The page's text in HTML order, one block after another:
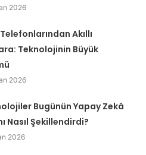
2026
Akıllı
Teknolojinin Büyük
2026
Bugünün Yapay Zekâ
Nasıl Şekillendirdi?
2026